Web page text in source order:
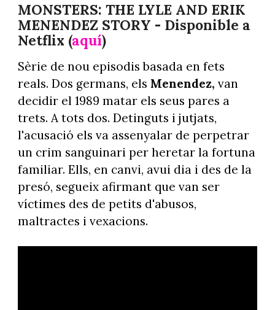
MONSTERS: THE LYLE AND ERIK
MENENDEZ STORY - Disponible a
Netflix (aquí)
Sèrie de nou episodis basada en fets
reals. Dos germans, els Menendez, van
decidir el 1989 matar els seus pares a
trets. A tots dos. Detinguts i jutjats,
l'acusació els va assenyalar de perpetrar
un crim sanguinari per heretar la fortuna
familiar. Ells, en canvi, avui dia i des de la
presó, segueix afirmant que van ser
víctimes des de petits d'abusos,
maltractes i vexacions.